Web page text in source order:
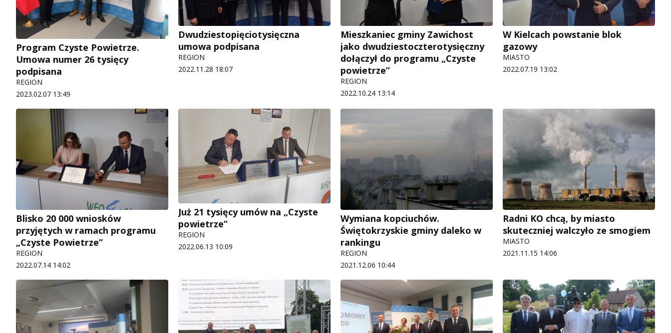
Program Czyste Powietrze.
Umowa numer 26 tysięcy
podpisana
REGION
2023.02.07 13:49
Dwudziestopięciotysięczna
umowa podpisana
REGION
2022.11.28 18:07
Mieszkaniec gminy Zawichost
jako dwudziestoczterotysięczny
dołączył do programu „Czyste
powietrze”
REGION
2022.10.24 13:14
W Kielcach powstanie blok
gazowy
MIASTO
2022.07.19 13:02
Blisko 20 000 wniosków
przyjętych w ramach programu
„Czyste Powietrze”
REGION
2022.07.14 14:02
Już 21 tysięcy umów na „Czyste
powietrze”
REGION
2022.06.13 10:09
Wymiana kopciuchów.
Świętokrzyskie gminy daleko w
rankingu
REGION
2021.12.06 10:44
Radni KO chcą, by miasto
skuteczniej walczyło ze smogiem
MIASTO
2021.11.15 14:06